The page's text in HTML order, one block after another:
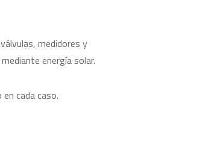
medidores y
energía solar.
cada caso.